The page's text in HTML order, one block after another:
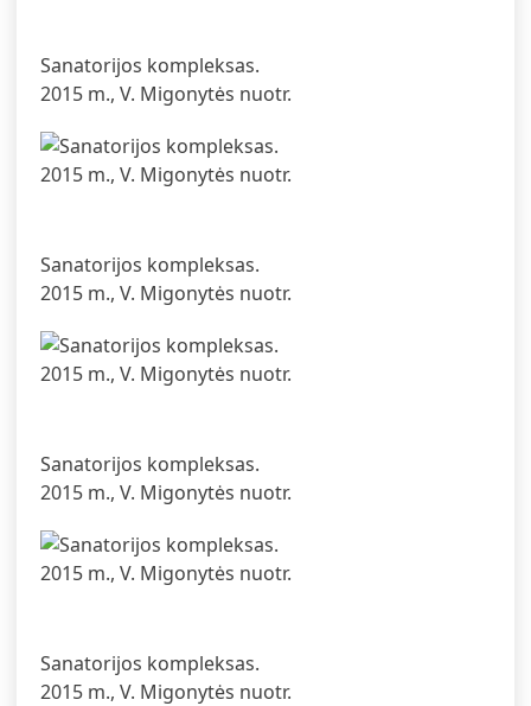
Sanatorijos kompleksas.
2015 m., V. Migonytės nuotr.
Sanatorijos kompleksas.
2015 m., V. Migonytės nuotr.
Sanatorijos kompleksas.
2015 m., V. Migonytės nuotr.
Sanatorijos kompleksas.
2015 m., V. Migonytės nuotr.